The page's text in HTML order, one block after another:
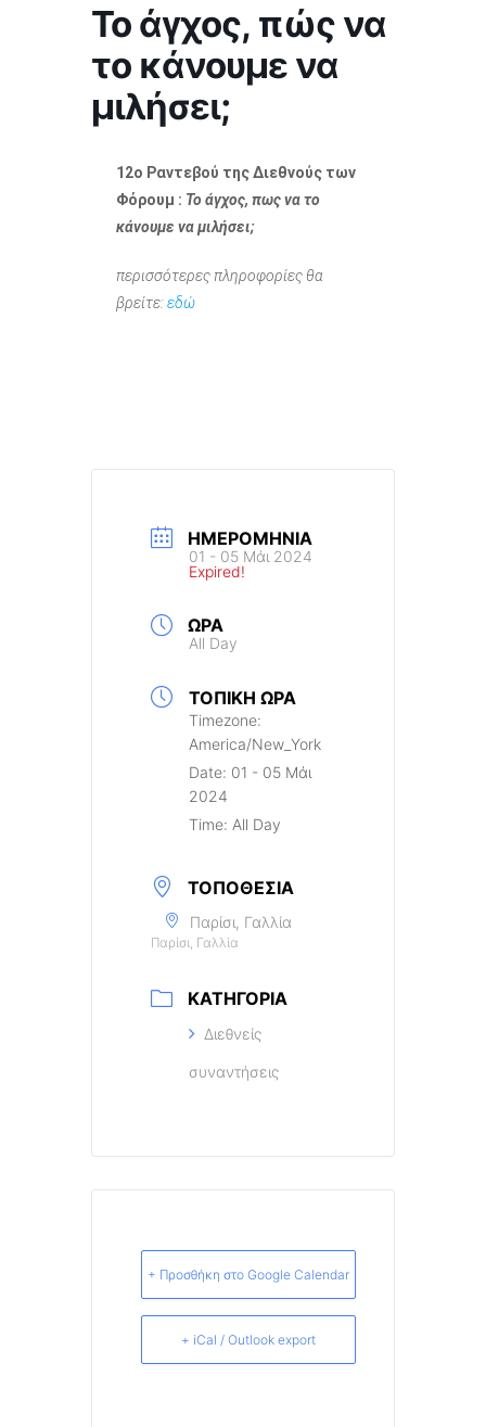
Το άγχος, πώς να
το κάνουμε να
μιλήσει;
12ο Ραντεβού της Διεθνούς των
Φόρουμ : Το άγχος, πως να το
κάνουμε να μιλήσει;
περισσότερες πληροφορίες θα
βρείτε:εδώ
ΗΜΕΡΟΜΗΝΊΑ
01 - 05 Μάι 2024
Expired!
ΏΡΑ
All Day
ΤΟΠΙΚΉ ΏΡΑ
Timezone:
America/New_York
Date: 01 - 05 Μάι
2024
Time: All Day
ΤΟΠΟΘΕΣΊΑ
Παρίσι, Γαλλία
Παρίσι, Γαλλία
ΚΑΤΗΓΟΡΊΑ
Διεθνείς
συναντήσεις
+ Προσθήκη στο Google Calendar
+ iCal / Outlook export